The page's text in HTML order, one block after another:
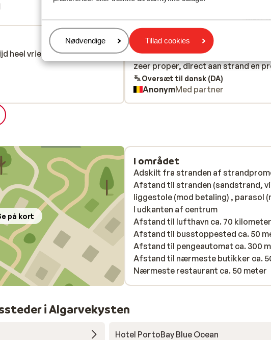
Administrer
Nødvendige Tillad cookies
Mest
24. jun. 2026
heel vriendelijk geholpen
heel vriendelijk geholpen
8.6 Fabelagtig
Zeer goed hotel, vriendelijk
zeer proper, direct aan strand en
Zeer goed hotel, vriendelijk
zeer proper, direct aan strand en
Oversæt til dansk (DA)
AnonymMed partner
på kort
I området
Adskilt fra stranden af
Afstand til stranden (sandstrand,
liggestole (mod betaling) , parasol
I udkanten af centrum
Afstand til lufthavn ca. 70 kilometer
Afstand til busstoppested ca. 50
Afstand til pengeautomat ca. 300
Afstand til nærmeste butikker ca.
Nærmeste restaurant ca. 50 meter
i Algarvekysten
Hotel PortoBay Blue Ocean